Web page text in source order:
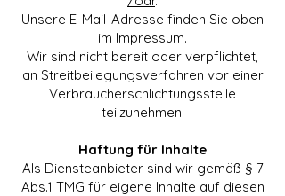
Unsere E-Mail-Adresse finden Sie oben
im Impressum.
Wir sind nicht bereit oder verpflichtet,
an Streitbeilegungsverfahren vor einer
Verbraucherschlichtungsstelle
teilzunehmen.
Haftung für Inhalte
Als Diensteanbieter sind wir gemäß § 7
Abs.1 TMG für eigene Inhalte auf diesen